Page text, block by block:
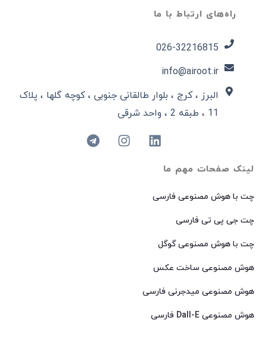
لینک صفحات مهم ما
چت با هوش مصنوعی فارسی
چت جی پی تی فارسی
چت با هوش مصنوعی گوگل
هوش مصنوعی ساخت عکس
هوش مصنوعی میدجرنی فارسی
هوش مصنوعی Dall-E فارسی
راه‌های ارتباط با ما
026-32216815​
info@airoot.ir
البرز ، کرج ، بلوار طالقانی جنوبی ، کوچه گلها ، پلاک
11 ، طبقه 2 ، واحد شرقی